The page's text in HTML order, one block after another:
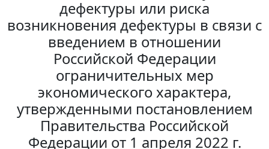
дефектуры или риска
возникновения дефектуры в связи с
введением в отношении
Российской Федерации
ограничительных мер
экономического характера,
утвержденными постановлением
Правительства Российской
Федерации от 1 апреля 2022 г.